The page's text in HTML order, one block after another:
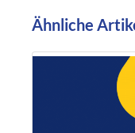
Ähnliche